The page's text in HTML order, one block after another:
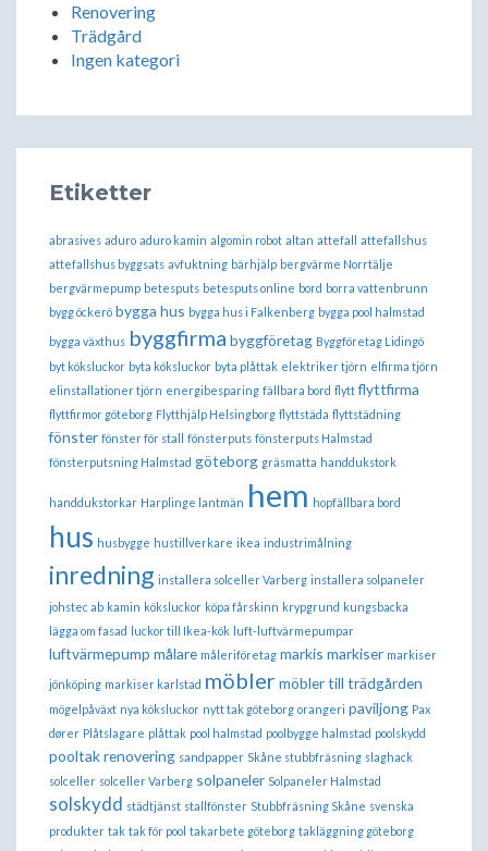
Renovering
Trädgård
Ingen kategori
Etiketter
abrasives aduro aduro kamin algomin robot altan attefall
attefallshus
attefallshus byggsats avfuktning bärhjälp bergvärme Norrtälje
bergvärmepump betesputs betesputs online bord borra vattenbrunn
bygg öckerö bygga hus bygga hus i Falkenberg bygga pool halmstad
bygga växthus byggfirma byggföretag Byggföretag Lidingö
byt köksluckor byta köksluckor byta plåttak elektriker tjörn elfirma tjörn
elinstallationer tjörn energibesparing fällbara bord flytt flyttfirma
flyttfirmor göteborg Flytthjälp Helsingborg flyttstäda flyttstädning
fönster fönster för stall fönsterputs fönsterputs Halmstad
fönsterputsning Halmstad göteborg gräsmatta handdukstork
handdukstorkar Harplinge lantmän hem hopfällbara bord
hus husbygge hustillverkare ikea industrimålning
inredning installera solceller Varberg installera solpaneler
johstec ab kamin köksluckor köpa fårskinn krypgrund kungsbacka
lägga om fasad
luckor till Ikea-kök luft-luftvärmepumpar
luftvärmepump målare måleriföretag markis markiser markiser
jönköping markiser karlstad möblermöbler till trädgården
mögelpåväxt nya köksluckor nytt tak göteborg orangeri paviljong Pax
dører Plåtslagare plåttak pool halmstad poolbygge halmstad poolskydd
pooltakrenovering sandpapper Skåne stubbfräsning slaghack
solceller solceller Varberg solpaneler Solpaneler Halmstad
solskydd städtjänst stallfönster Stubbfräsning Skåne svenska
produkter tak tak för pool takarbete göteborg takläggning göteborg